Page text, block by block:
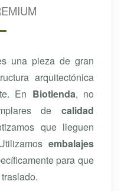
una pieza de gran
arquitectónica
En Biotienda, no
de calidad
que lleguen
embalajes
para que